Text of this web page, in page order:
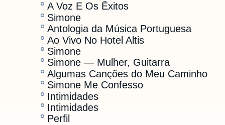
A Voz E Os Êxitos
Simone
Antologia da Música Portuguesa
Ao Vivo No Hotel Altis
Simone
Simone — Mulher, Guitarra
Algumas Canções do Meu Caminho
Simone Me Confesso
Intimidades
Intimidades
Perfil